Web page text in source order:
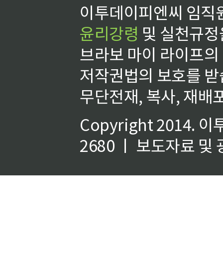
이투데이피엔씨 임
윤리강령 및 실천규
브라보 마이 라이프
저작권법의 보호를
무단전재, 복사, 재배
Copyright 2014. 이
2680 ㅣ 보도자료